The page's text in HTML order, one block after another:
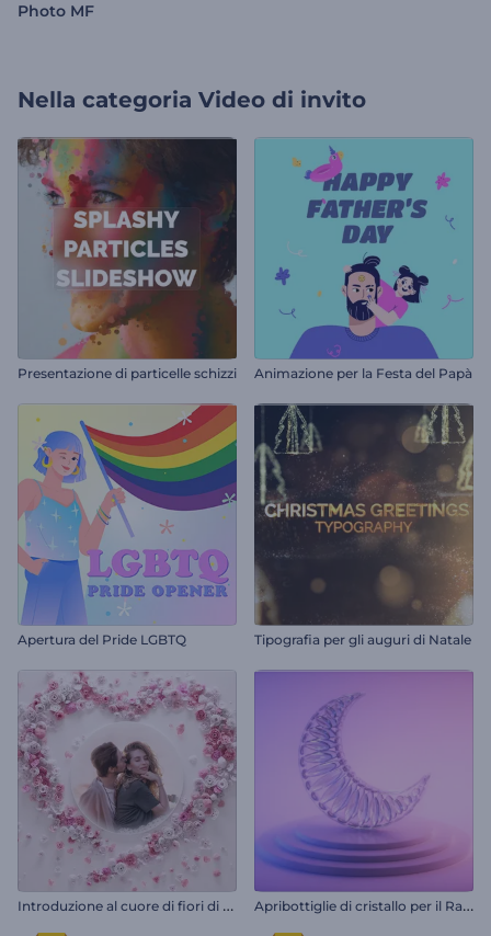
Photo MF
Nella categoria Video di invito
Presentazione di particelle schizzi Animazione per la Festa del Papà
Apertura del Pride LGBTQ Tipografia per gli auguri di Natale
I
ntroduzione al cuore di fiori di San Valentino A
pribottiglie di cristallo per il Ramadan